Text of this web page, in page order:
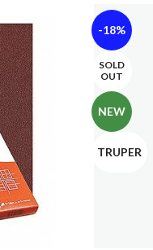
-18%
SOLD
OUT
NEW
TRUPER